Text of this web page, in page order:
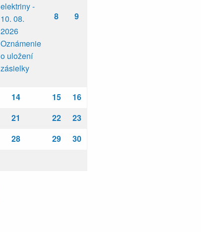
elektriny -
10. 08.
2026
Oznámenie
o uložení
zásielky
8 9
14 15
16
21 22
23
28 29
30